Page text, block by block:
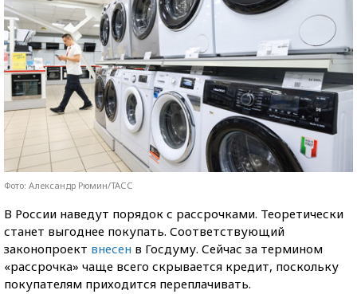
Фото: Александр Рюмин/ТАСС
В России наведут порядок с рассрочками. Теоретически
станет выгоднее покупать. Соответствующий
законопроект внесен в Госдуму. Сейчас за термином
«рассрочка» чаще всего скрывается кредит, поскольку
покупателям приходится переплачивать.